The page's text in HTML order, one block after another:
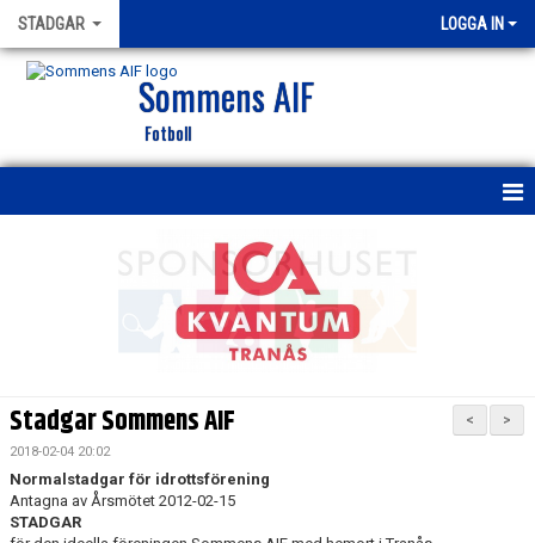
STADGAR LOGGA IN
Sommens AIF
Fotboll
BILDGALLERI
DOKUMENT
>
<
Stadgar Sommens AIF
2018-02-04 20:02
Normalstadgar för idrottsförening
Antagna av Årsmötet 2012-02-15
STADGAR